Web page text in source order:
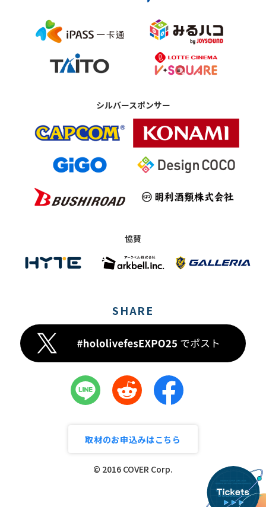
シルバースポンサー
協賛
SHARE
取材のお申込みはこちら
© 2016 COVER Corp.